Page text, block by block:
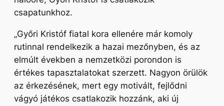
csapatunkhoz.
„Győri Kristóf fiatal kora ellenére már komoly
rutinnal rendelkezik a hazai mezőnyben, és az
elmúlt években a nemzetközi porondon is
értékes tapasztalatokat szerzett. Nagyon örülök
az érkezésének, mert egy motivált, fejlődni
vágyó játékos csatlakozik hozzánk, aki új